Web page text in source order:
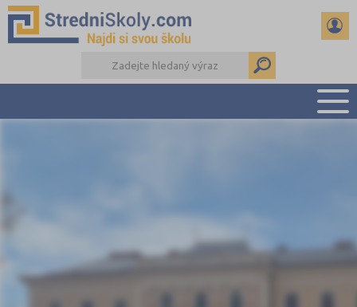
REFERÁTY A SEMINÁRKY
DALŠÍ DRUHY ŠKOL